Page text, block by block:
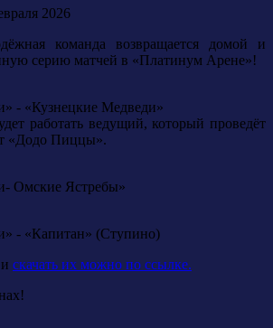
2026
команда возвращается домой и
серию матчей в «Платинум Арене»!
- «Кузнецкие Медведи»
работать ведущий, который проведёт
«Додо Пиццы».
Омские Ястребы»
- «Капитан» (Ступино)
скачать их можно по ссылке.